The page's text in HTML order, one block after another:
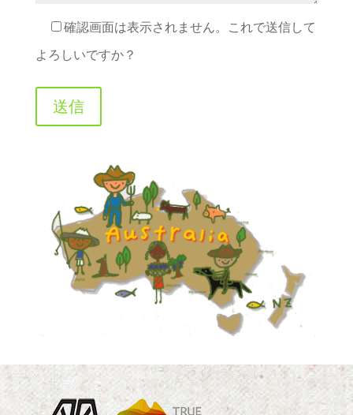
確認画面は表示されません。これで送信して
よろしいですか？